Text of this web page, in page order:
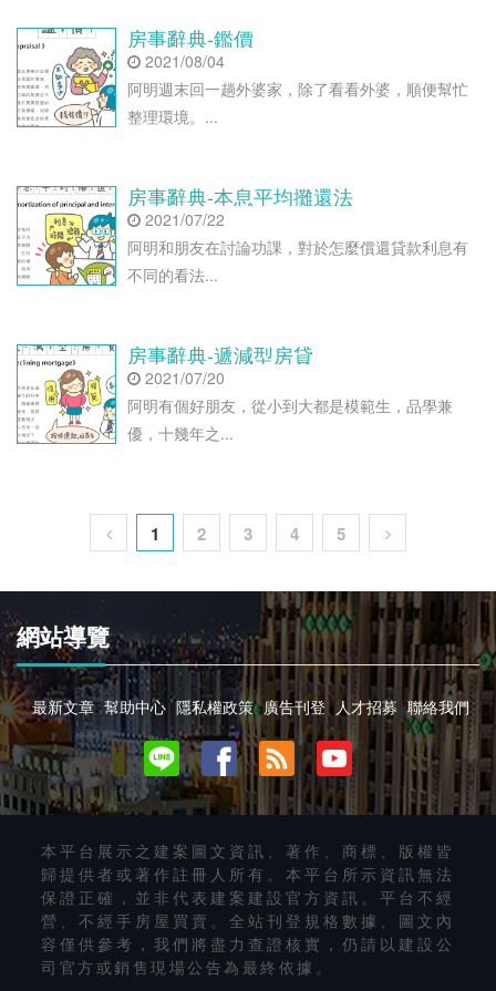
房事辭典-鑑價
2021/08/04
阿明週末回一趟外婆家，除了看看外婆，順便幫忙
整理環境。...
房事辭典-本息平均攤還法
2021/07/22
阿明和朋友在討論功課，對於怎麼償還貸款利息有
不同的看法...
房事辭典-遞減型房貸
2021/07/20
阿明有個好朋友，從小到大都是模範生，品學兼
優，十幾年之...
1 2 3 4 5
網站導覽
最新文章 幫助中心 隱私權政策 廣告刊登 人才招募 聯絡我們
本平台展示之建案圖文資訊、著作、商標、版權皆
歸提供者或著作註冊人所有。本平台所示資訊無法
保證正確，並非代表建案建設官方資訊。平台不經
營、不經手房屋買賣。全站刊登規格數據、圖文內
容僅供參考，我們將盡力查證核實，仍請以建設公
司官方或銷售現場公告為最終依據。